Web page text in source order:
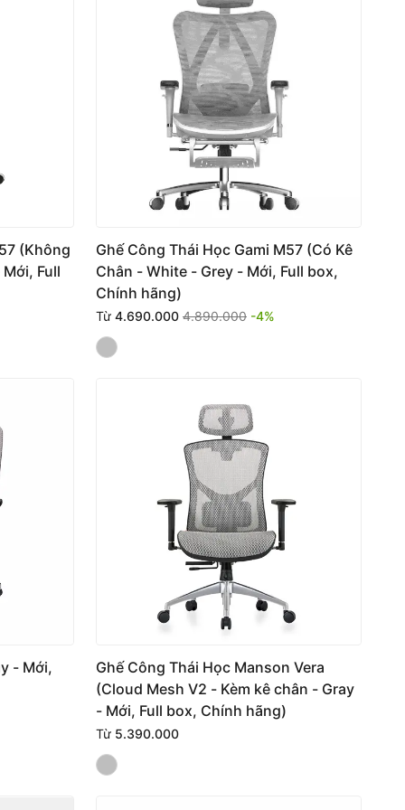
(Không
Full
Ghế Công Thái Học Gami M57 (Có Kê
Chân - White - Grey - Mới, Full box,
Chính hãng)
Từ 4.690.000 4.890.000 -4%
- Mới,
Ghế Công Thái Học Manson Vera
(Cloud Mesh V2 - Kèm kê chân - Gray
- Mới, Full box, Chính hãng)
Từ 5.390.000